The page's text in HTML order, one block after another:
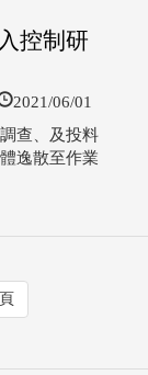
控制研
2021/06/01
查、及投料
逸散至作業